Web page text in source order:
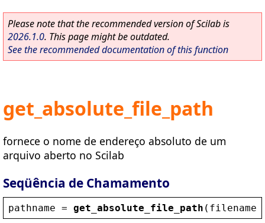
Please note that the recommended version of Scilab is
2026.1.0. This page might be outdated.
See the recommended documentation of this function
get_absolute_file_path
fornece o nome de endereço absoluto de um
arquivo aberto no Scilab
Seqüência de Chamamento
pathname = get_absolute_file_path ( filename